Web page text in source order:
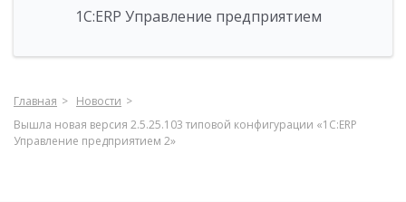
1С:ERP Управление предприятием
Главная
Новости
Вышла новая версия 2.5.25.103 типовой конфигурации «1С:ERP
Управление предприятием 2»